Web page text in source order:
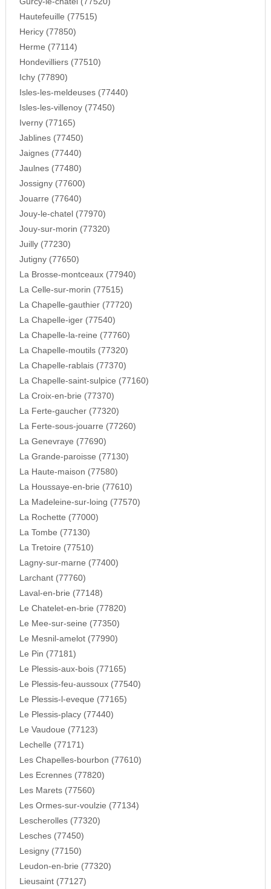
Hautefeuille (77515)
Hericy (77850)
Herme (77114)
Hondevilliers (77510)
Ichy (77890)
Isles-les-meldeuses (77440)
Isles-les-villenoy (77450)
Iverny (77165)
Jablines (77450)
Jaignes (77440)
Jaulnes (77480)
Jossigny (77600)
Jouarre (77640)
Jouy-le-chatel (77970)
Jouy-sur-morin (77320)
Juilly (77230)
Jutigny (77650)
La Brosse-montceaux (77940)
La Celle-sur-morin (77515)
La Chapelle-gauthier (77720)
La Chapelle-iger (77540)
La Chapelle-la-reine (77760)
La Chapelle-moutils (77320)
La Chapelle-rablais (77370)
La Chapelle-saint-sulpice (77160)
La Croix-en-brie (77370)
La Ferte-gaucher (77320)
La Ferte-sous-jouarre (77260)
La Genevraye (77690)
La Grande-paroisse (77130)
La Haute-maison (77580)
La Houssaye-en-brie (77610)
La Madeleine-sur-loing (77570)
La Rochette (77000)
La Tombe (77130)
La Tretoire (77510)
Lagny-sur-marne (77400)
Larchant (77760)
Laval-en-brie (77148)
Le Chatelet-en-brie (77820)
Le Mee-sur-seine (77350)
Le Mesnil-amelot (77990)
Le Pin (77181)
Le Plessis-aux-bois (77165)
Le Plessis-feu-aussoux (77540)
Le Plessis-l-eveque (77165)
Le Plessis-placy (77440)
Le Vaudoue (77123)
Lechelle (77171)
Les Chapelles-bourbon (77610)
Les Ecrennes (77820)
Les Marets (77560)
Les Ormes-sur-voulzie (77134)
Lescherolles (77320)
Lesches (77450)
Lesigny (77150)
Leudon-en-brie (77320)
Lieusaint (77127)